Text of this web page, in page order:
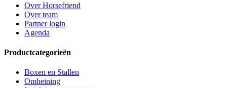
Over Horsefriend
Over team
Partner login
Agenda
Productcategorieën
Boxen en Stallen
Omheining